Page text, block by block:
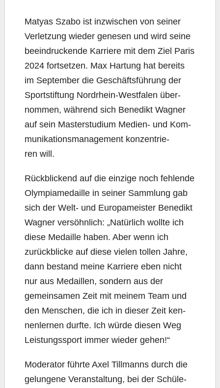
Matyas Szabo ist inzwi­schen von sei­ner
Ver­let­zung wie­der gene­sen und wird sei­ne
beein­dru­cken­de Kar­rie­re mit dem Ziel Paris
2024 fort­set­zen. Max Har­tung hat bereits
im Sep­tem­ber die Geschäfts­füh­rung der
Sport­stif­tung Nord­rhein-West­fa­len über­
nom­men, wäh­rend sich Bene­dikt Wag­ner
auf sein Mas­ter­stu­di­um Medi­en- und Kom­
mu­ni­ka­ti­ons­ma­nage­ment kon­zen­trie­
ren will.
Rück­bli­ckend auf die ein­zi­ge noch feh­len­de
Olym­pia­me­dail­le in sei­ner Samm­lung gab
sich der Welt- und Euro­pa­meis­ter Bene­dikt
Wag­ner ver­söhn­lich: „Natür­lich woll­te ich
die­se Medail­le haben. Aber wenn ich
zurück­bli­cke auf die­se vie­len tol­len Jah­re,
dann bestand mei­ne Kar­rie­re eben nicht
nur aus Medail­len, son­dern aus der
gemein­sa­men Zeit mit mei­nem Team und
den Men­schen, die ich in die­ser Zeit ken­
nen­ler­nen durf­te. Ich wür­de die­sen Weg
Leis­tungs­sport immer wie­der gehen!“
Mode­ra­tor führ­te Axel Till­manns durch die
gelun­ge­ne Ver­an­stal­tung, bei der Schü­le­